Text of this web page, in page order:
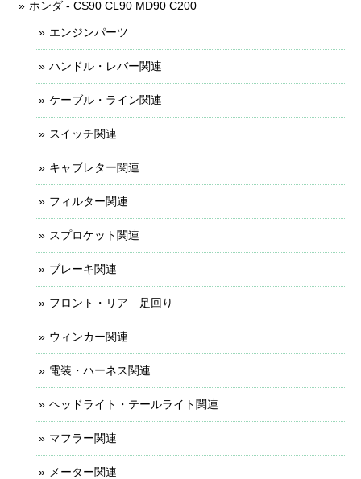
ホンダ - CS90 CL90 MD90 C200
エンジンパーツ
ハンドル・レバー関連
ケーブル・ライン関連
スイッチ関連
キャブレター関連
フィルター関連
スプロケット関連
ブレーキ関連
フロント・リア 足回り
ウィンカー関連
電装・ハーネス関連
ヘッドライト・テールライト関連
マフラー関連
メーター関連